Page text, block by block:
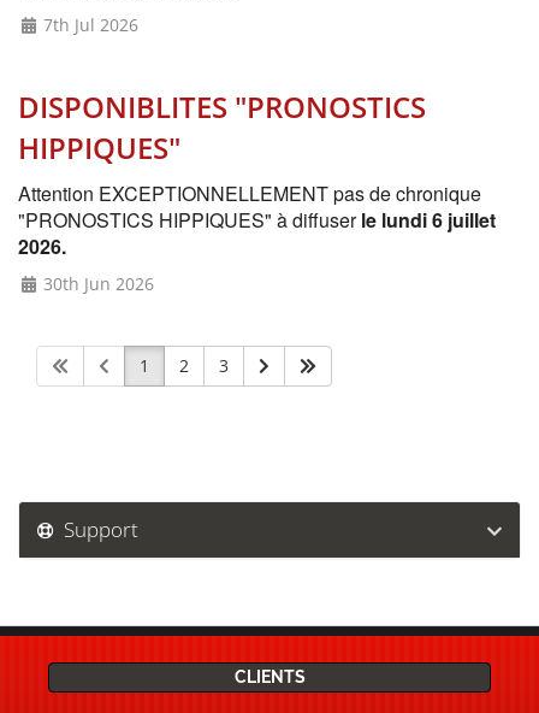
7th Jul 2026
DISPONIBLITES "PRONOSTICS
HIPPIQUES"
Attention EXCEPTIONNELLEMENT pas de chronique
"PRONOSTICS HIPPIQUES" à diffuserle lundi 6 juillet
2026.
30th Jun 2026
1 2 3
Support
CLIENTS